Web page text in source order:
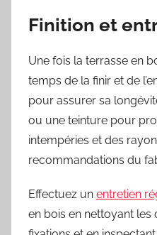
Finition et
Une fois la terrasse en
temps de la finir et de
pour assurer sa
ou une teinture pour
intempéries et des
recommandations du
Effectuez un entretien
en bois en nettoyant les